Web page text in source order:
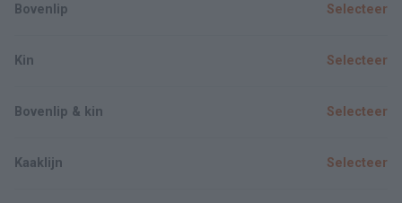
Bovenlip Selecteer
Kin Selecteer
Bovenlip & kin Selecteer
Kaaklijn Selecteer